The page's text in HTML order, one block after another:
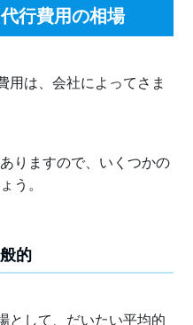
行費用の相場
用は、会社によってさま
りますので、いくつかの
う。
的
として、だいたい平均的